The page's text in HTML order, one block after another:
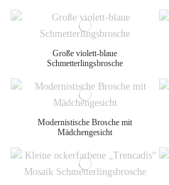
Große violett-blaue
Schmetterlingsbrosche
Modernistische Brosche mit
Mädchengesicht